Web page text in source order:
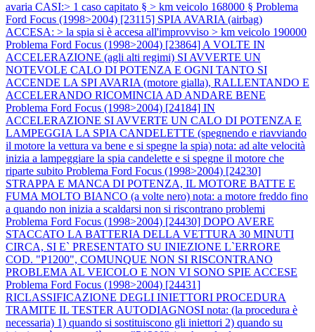
avaria CASI:> 1 caso capitato § > km veicolo 168000 § Problema
Ford Focus (1998>2004) [23115] SPIA AVARIA (airbag)
ACCESA: > la spia si è accesa all'improvviso > km veicolo 190000
Problema Ford Focus (1998>2004) [23864] A VOLTE IN
ACCELERAZIONE (agli alti regimi) SI AVVERTE UN
NOTEVOLE CALO DI POTENZA E OGNI TANTO SI
ACCENDE LA SPI AVARIA (motore gialla), RALLENTANDO E
ACCELERANDO RICOMINCIA AD ANDARE BENE
Problema Ford Focus (1998>2004) [24184] IN
ACCELERAZIONE SI AVVERTE UN CALO DI POTENZA E
LAMPEGGIA LA SPIA CANDELETTE (spegnendo e riavviando
il motore la vettura va bene e si spegne la spia) nota: ad alte velocità
inizia a lampeggiare la spia candelette e si spegne il motore che
riparte subito Problema Ford Focus (1998>2004) [24230]
STRAPPA E MANCA DI POTENZA, IL MOTORE BATTE E
FUMA MOLTO BIANCO (a volte nero) nota: a motore freddo fino
a quando non inizia a scaldarsi non si riscontrano problemi
Problema Ford Focus (1998>2004) [24430] DOPO AVERE
STACCATO LA BATTERIA DELLA VETTURA 30 MINUTI
CIRCA, SI E` PRESENTATO SU INIEZIONE L`ERRORE
COD. "P1200", COMUNQUE NON SI RISCONTRANO
PROBLEMA AL VEICOLO E NON VI SONO SPIE ACCESE
Problema Ford Focus (1998>2004) [24431]
RICLASSIFICAZIONE DEGLI INIETTORI PROCEDURA
TRAMITE IL TESTER AUTODIAGNOSI nota: (la procedura è
necessaria) 1) quando si sostituiscono gli iniettori 2) quando su